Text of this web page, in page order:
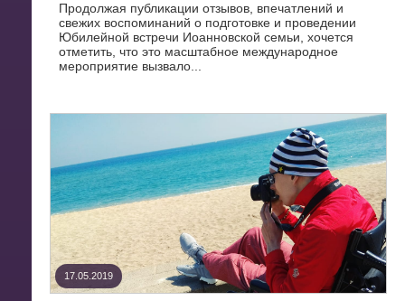
Продолжая публикации отзывов, впечатлений и
свежих воспоминаний о подготовке и проведении
Юбилейной встречи Иоанновской семьи, хочется
отметить, что это масштабное международное
мероприятие вызвало...
17.05.2019